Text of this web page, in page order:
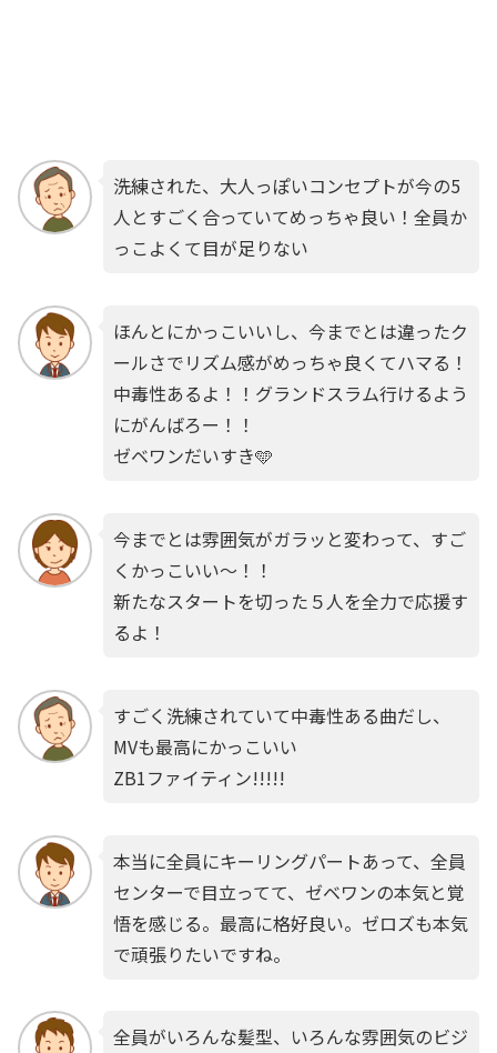
洗練された、大人っぽいコンセプトが今の5
人とすごく合っていてめっちゃ良い！全員か
っこよくて目が足りない
ほんとにかっこいいし、今までとは違ったク
ールさでリズム感がめっちゃ良くてハマる！
中毒性あるよ！！グランドスラム行けるよう
にがんばろー！！
ゼベワンだいすき🩵
今までとは雰囲気がガラッと変わって、すご
くかっこいい～！！
新たなスタートを切った５人を全力で応援す
るよ！
すごく洗練されていて中毒性ある曲だし、
MVも最高にかっこいい
ZB1ファイティン!!!!!
本当に全員にキーリングパートあって、全員
センターで目立ってて、ゼベワンの本気と覚
悟を感じる。最高に格好良い。ゼロズも本気
で頑張りたいですね。
全員がいろんな髪型、いろんな雰囲気のビジ